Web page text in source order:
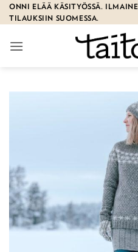
Skip
to
ONNI ELÄÄ KÄSITYÖSSÄ.
TILAUKSIIN SUOMESSA.